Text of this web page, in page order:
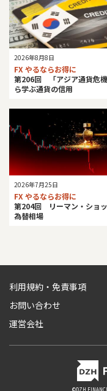
2026年8月8日
FX やるならお得に
第206回 「アジア通貨危
ら学ぶ通貨の信用
2026年7月25日
FX やるならお得に
第204回 リーマン・ショ
為替相場
利用規約・免責事項
お問い合わせ
運営会社